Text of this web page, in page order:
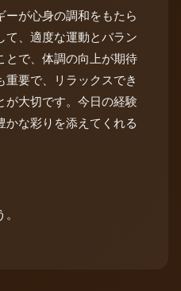
ーが心身の調和をもたら
て、適度な運動とバラン
とで、体調の向上が期待
重要で、リラックスでき
が大切です。今日の経験
かな彩りを添えてくれる